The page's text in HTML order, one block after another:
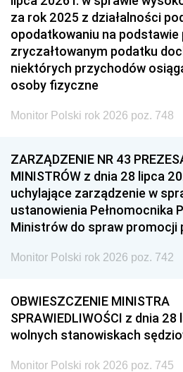
za rok 2025 z działalności
opodatkowaniu na podstawie
zryczałtowanym podatku
niektórych przychodów
osoby fizyczne
Monitor Polski rok 2026 poz. 748
ZARZĄDZENIE NR 43
MINISTRÓW z dnia 28 lipca
uchylające zarządzenie w
ustanowienia Pełnomocnika
Ministrów do spraw promocji
Monitor Polski rok 2026 poz. 742
OBWIESZCZENIE MINISTRA
SPRAWIEDLIWOŚCI z dnia
wolnych stanowiskach
Monitor Polski rok 2026 poz. 745